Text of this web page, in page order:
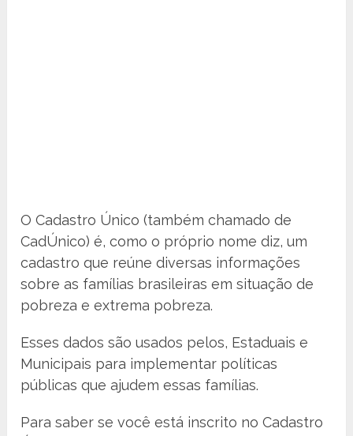
O Cadastro Único (também chamado de
CadÚnico) é, como o próprio nome diz, um
cadastro que reúne diversas informações
sobre as famílias brasileiras em situação de
pobreza e extrema pobreza.
Esses dados são usados pelos, Estaduais e
Municipais para implementar políticas
públicas que ajudem essas famílias.
Para saber se você está inscrito no Cadastro